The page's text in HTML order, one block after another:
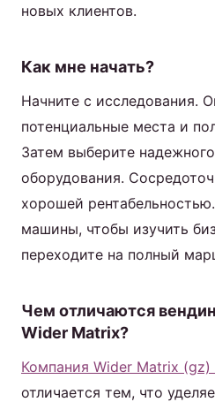
новых клиентов.
Как мне начать?
Начните с исследования.
потенциальные места и
Затем выберите
оборудования.
хорошей
машины, чтобы изучить
переходите на полный
Чем отличаются
Wider Matrix?
Компания Wider Matrix (gz)
отличается тем, что